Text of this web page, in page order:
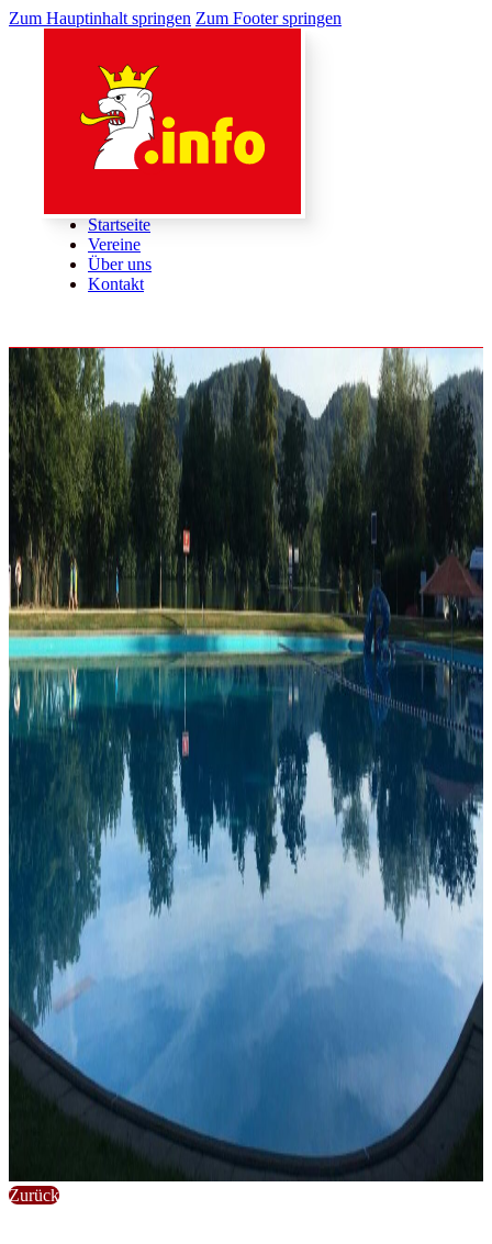
Zum Hauptinhalt springen Zum Footer springen
Startseite
Vereine
Über uns
Kontakt
Startseite
Vereine
Über uns
Kontakt
Zurück